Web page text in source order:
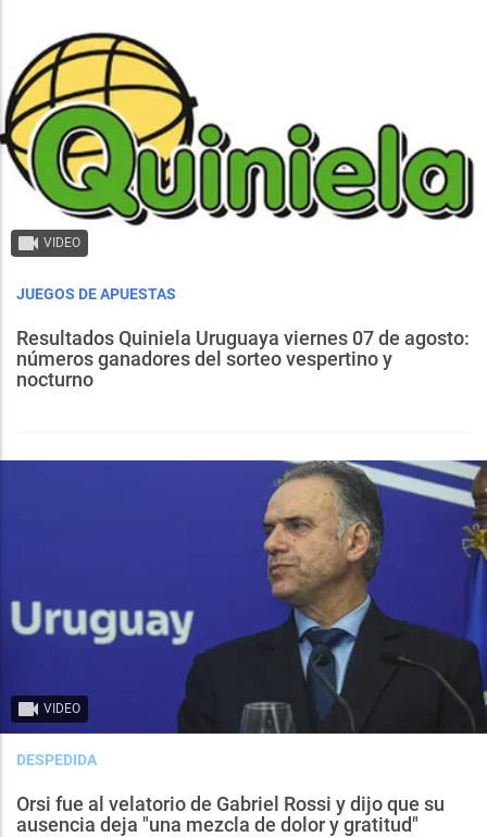
VIDEO
JUEGOS DE APUESTAS
Resultados Quiniela Uruguaya viernes 07 de agosto:
números ganadores del sorteo vespertino y
nocturno
VIDEO
DESPEDIDA
Orsi fue al velatorio de Gabriel Rossi y dijo que su
ausencia deja "una mezcla de dolor y gratitud"